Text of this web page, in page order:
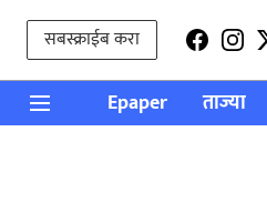
सबस्क्राईब करा
Epaper ताज्या